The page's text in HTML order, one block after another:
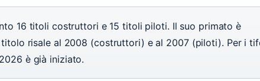
16 titoli costruttori e 15 titoli piloti. Il suo primato è
titolo risale al 2008 (costruttori) e al 2007 (piloti). Per i
è già iniziato.